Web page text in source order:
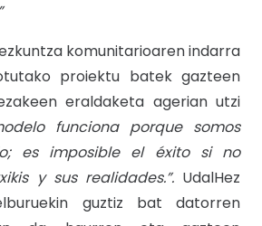
komunitarioaren indarra
proiektu batek gazteen
eraldaketa agerian utzi
funciona porque somos
es imposible el éxito si no
y sus realidades.”. UdalHez
guztiz bat datorren